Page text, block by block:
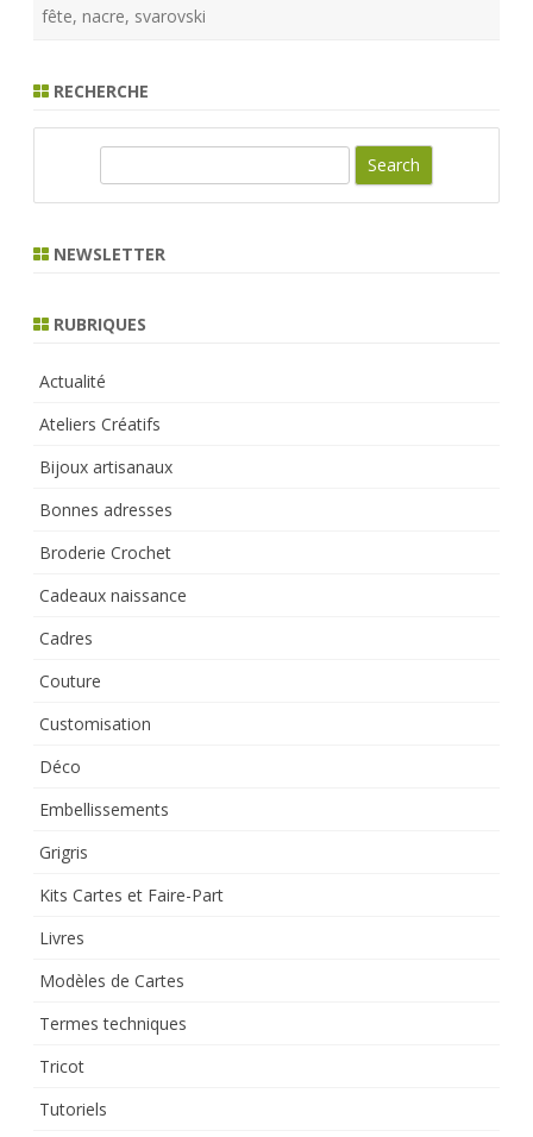
fête, nacre, svarovski
RECHERCHE
r
NEWSLETTER
RUBRIQUES
Actualité
Ateliers Créatifs
Bijoux artisanaux
Bonnes adresses
Broderie Crochet
Cadeaux naissance
Cadres
Couture
Customisation
Déco
Embellissements
Grigris
Kits Cartes et Faire-Part
Livres
Modèles de Cartes
Termes techniques
Tricot
Tutoriels